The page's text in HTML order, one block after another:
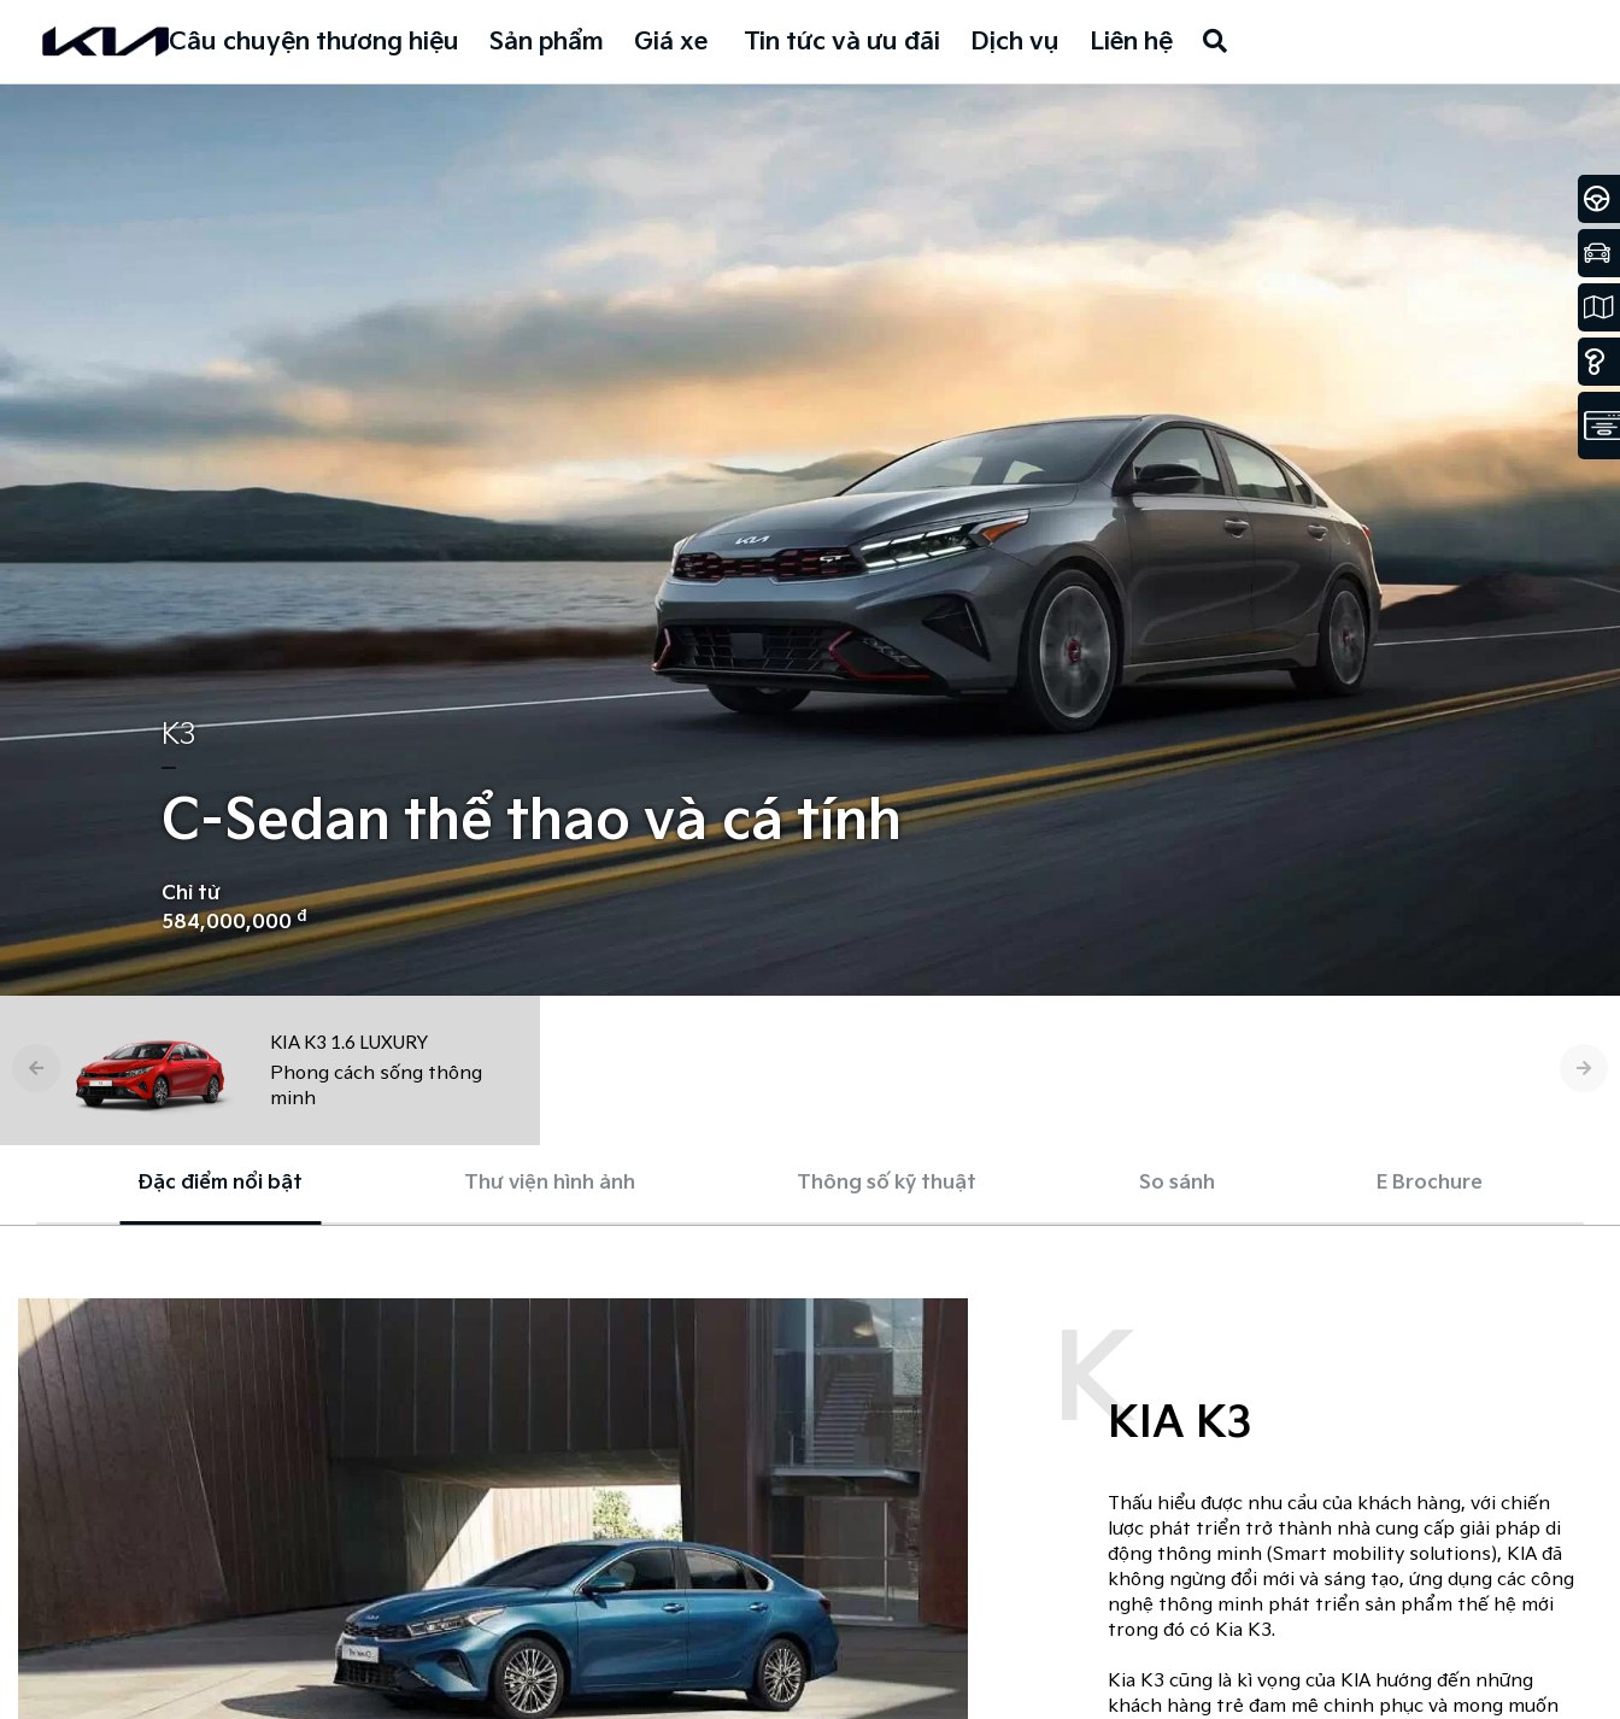
Câu chuyện thương hiệu Sản phẩm Giá xe Tin tức và ưu đãi Dịch vụ Liên hệ
K3
C-Sedan thể thao và cá tính
Chỉ từ
584,000,000đ
KIA K3 1.6 LUXURY
Phong cách sống thông
minh
Đặc điểm nổi bật Thư viện hình ảnh Thông số kỹ thuật So sánh E Brochure
KKIA K3
Thấu hiểu được nhu cầu của khách hàng, với chiến
lược phát triển trở thành nhà cung cấp giải pháp di
động thông minh (Smart mobility solutions), KIA đã
không ngừng đổi mới và sáng tạo, ứng dụng các công
nghệ thông minh phát triển sản phẩm thế hệ mới
trong đó có Kia K3.
Kia K3 cũng là kì vọng của KIA hướng đến những
khách hàng trẻ đam mê chinh phục và mong muốn